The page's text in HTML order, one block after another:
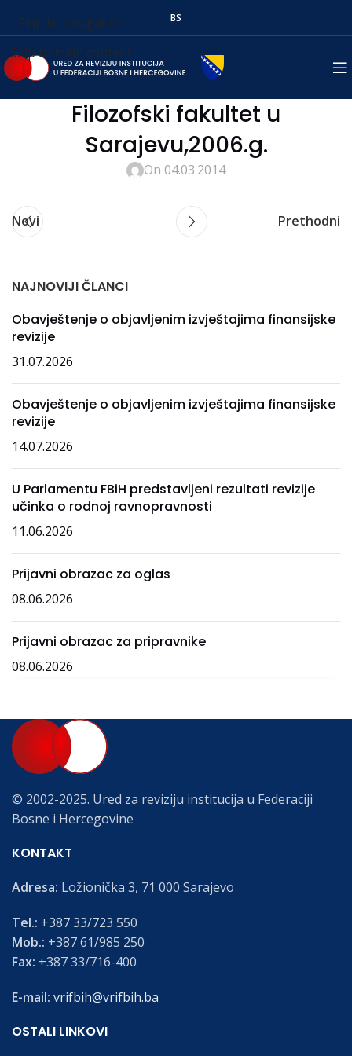
Skip to navigation
Skip to main content
BS
Filozofski fakultet u
Sarajevu,2006.g.
On 04.03.2014
Novi Prethodni
NAJNOVIJI ČLANCI
Obavještenje o objavljenim izvještajima finansijske
revizije
31.07.2026
Obavještenje o objavljenim izvještajima finansijske
revizije
14.07.2026
U Parlamentu FBiH predstavljeni rezultati revizije
učinka o rodnoj ravnopravnosti
11.06.2026
Prijavni obrazac za oglas
08.06.2026
Prijavni obrazac za pripravnike
08.06.2026
© 2002-2025. Ured za reviziju institucija u Federaciji
Bosne i Hercegovine
KONTAKT
Adresa: Ložionička 3, 71 000 Sarajevo
Tel.: +387 33/723 550
Mob.: +387 61/985 250
Fax: +387 33/716-400
E-mail: vrifbih@vrifbih.ba
OSTALI LINKOVI